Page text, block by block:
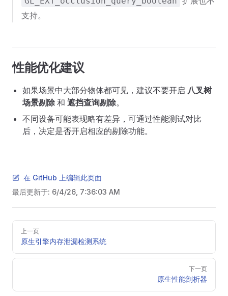
支持。
性能优化建议
如果场景中大部分物体都可见，建议不要开启 八叉树
场景剔除 和 遮挡查询剔除。
不同设备可能表现略有差异，可通过性能测试对比
后，决定是否开启相应的剔除功能。
在 GitHub 上编辑此页面
最后更新于: 6/4/26, 7:36:03 AM
Pager
上一页
原生引擎内存泄漏检测系统
下一页
原生性能剖析器